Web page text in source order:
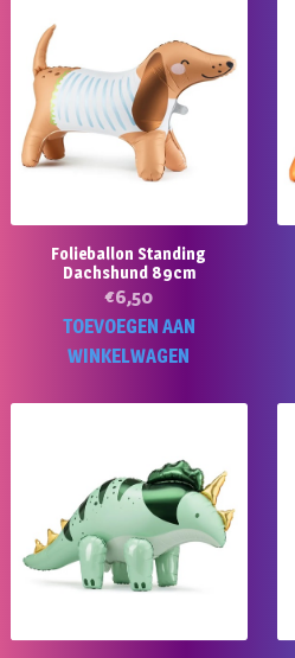
Folieballon Standing
Dachshund 89cm
€6,50
TOEVOEGEN AAN
WINKELWAGEN